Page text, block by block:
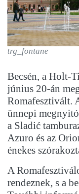
trg_fontane
Becsén, a Holt-
június 20-án
Romafesztivált.
ünnepi
a Sladić
Azuro és az
énekes
A
rendeznek, s a